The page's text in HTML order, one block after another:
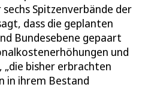
Spitzenverbände der
dass die geplanten
Bundesebene gepaart
und
bisher erbrachten
in ihrem Bestand